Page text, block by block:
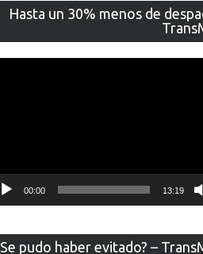
Hasta un 30% menos de
00:00 13:19
Se pudo haber evitado? –